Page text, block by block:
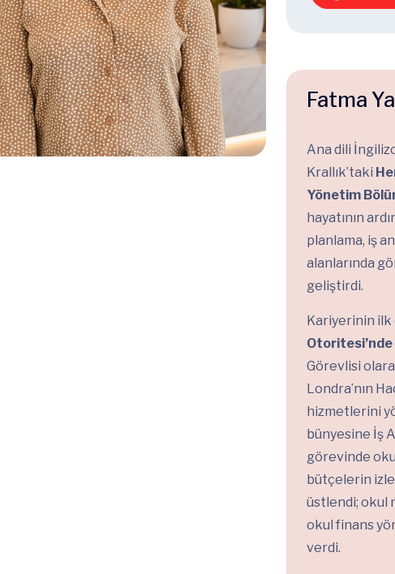
Fatma
Ana dili
Krallık’taki
Yönetim
hayatının
planlama, iş
alanlarında
geliştirdi.
Kariyerinin ilk
Otoritesi’nde
Görevlisi
Londra’nın
hizmetlerini
bünyesine İş
görevinde
bütçelerin
üstlendi; okul
okul finans
verdi.